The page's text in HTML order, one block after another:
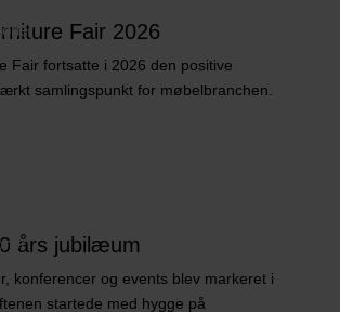
Fair 2026
Fair fortsatte i 2026 den positive
samlingspunkt for møbelbranchen.
års jubilæum
konferencer og events blev markeret i
startede med hygge på